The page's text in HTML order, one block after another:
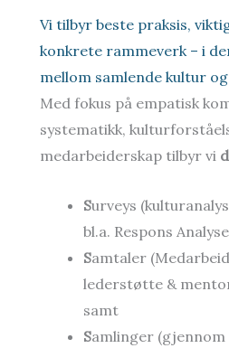
Vi tilbyr beste praksis,
konkrete rammeverk – i
mellom samlende kultur
Med fokus på empatisk
systematikk,
medarbeiderskap tilbyr vi
Surveys
bl.a. Respons
Samtaler
lederstøtte &
samt
Samlinger